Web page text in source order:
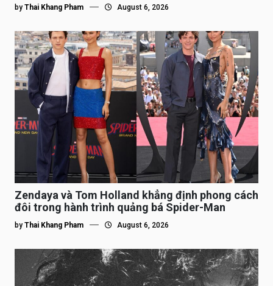
by Thai Khang Pham August 6, 2026
Zendaya và Tom Holland khẳng định phong cách
đôi trong hành trình quảng bá Spider-Man
by Thai Khang Pham August 6, 2026